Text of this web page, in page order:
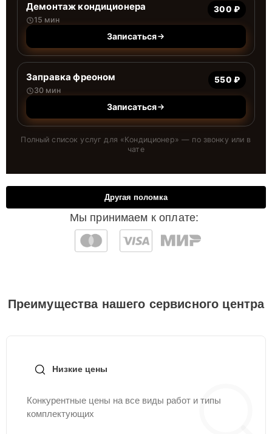
Демонтаж кондиционера
15 мин
300 ₽
Записаться
Заправка фреоном
30 мин
550 ₽
Записаться
Полный список услуг для «Кондиционер» — по звонку или в
чате
Мы принимаем к оплате:
Другая поломка
Преимущества нашего сервисного центра
Низкие цены
Конкурентные цены на все виды работ и типы
комплектующих